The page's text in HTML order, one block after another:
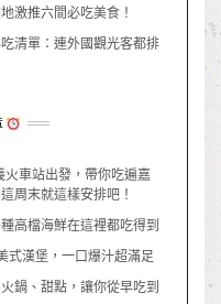
激推六間必吃美食！
清單：連外國觀光客都排
車站出發，帶你吃遍嘉
周末就這樣安排吧！
高檔海鮮在這裡都吃得到
式漢堡，一口爆汁超滿足
鍋、甜點，讓你從早吃到